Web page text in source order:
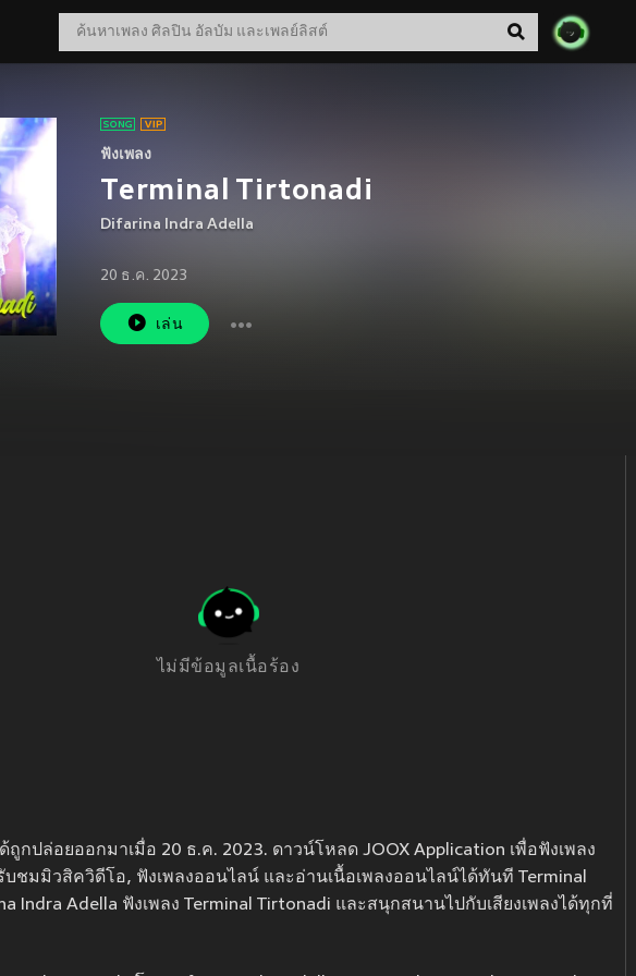
ฟังเพลง
Terminal Tirtonadi
Difarina Indra Adella
20 ธ.ค. 2023
เล่น
ไม่มีข้อมูลเนื้อร้อง
ถูกปล่อยออกมาเมื่อ 20 ธ.ค. 2023. ดาวน์โหลด JOOX Application เพื่อฟังเพลง
บชมมิวสิควิดีโอ, ฟังเพลงออนไลน์ และอ่านเนื้อเพลงออนไลน์ได้ทันที Terminal
Indra Adella ฟังเพลง Terminal Tirtonadi และสนุกสนานไปกับเสียงเพลงได้ทุกที่